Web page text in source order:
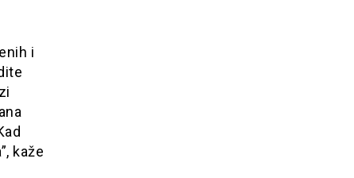
i
kaže